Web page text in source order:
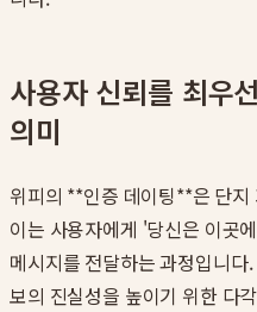
사용자 신뢰를 최우
의미
위피의 **인증 데이팅**은 단
이는 사용자에게 '당신은 이곳
메시지를 전달하는 과정입니다
보의 진실성을 높이기 위한 다